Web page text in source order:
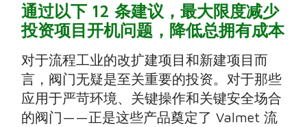
通过以下 12 条建议，最大限度减少
投资项目开机问题，降低总拥有成本
对于流程工业的改扩建项目和新建项目而
言，阀门无疑是至关重要的投资。对于那些
应用于严苛环境、关键操作和关键安全场合
的阀门——正是这些产品奠定了 Valmet 流